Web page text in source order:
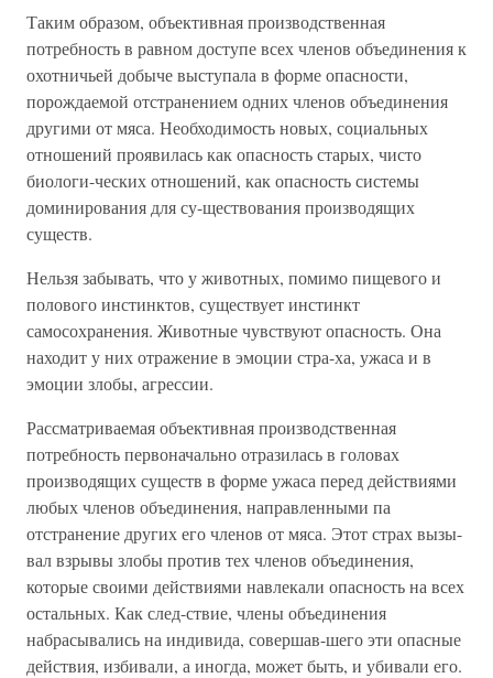
Таким образом, объективная производственная
потребность в равном доступе всех членов объединения к
охотничьей добыче выступала в форме опасности,
порождаемой отстранением одних членов объединения
другими от мяса. Необходимость новых, социальных
отношений проявилась как опасность старых, чисто
биологи-ческих отношений, как опасность системы
доминирования для су-ществования производящих
существ.
Нельзя забывать, что у животных, помимо пищевого и
полового инстинктов, существует инстинкт
самосохранения. Животные чувствуют опасность. Она
находит у них отражение в эмоции стра-ха, ужаса и в
эмоции злобы, агрессии.
Рассматриваемая объективная производственная
потребность первоначально отразилась в головах
производящих существ в форме ужаса перед действиями
любых членов объединения, направленными па
отстранение других его членов от мяса. Этот страх вызы-
вал взрывы злобы против тех членов объединения,
которые своими действиями навлекали опасность на всех
остальных. Как след-ствие, члены объединения
набрасывались на индивида, совершав-шего эти опасные
действия, избивали, а иногда, может быть, и убивали его.